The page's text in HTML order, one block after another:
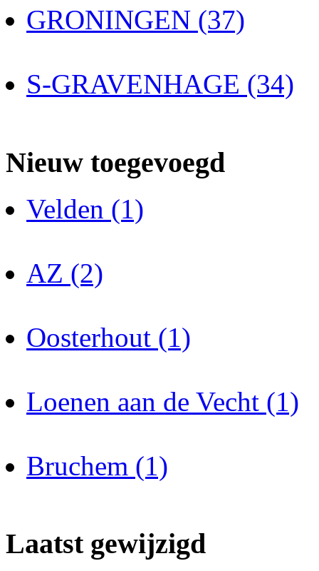
GRONINGEN (37)
S-GRAVENHAGE (34)
Nieuw toegevoegd
Velden (1)
AZ (2)
Oosterhout (1)
Loenen aan de Vecht (1)
Bruchem (1)
Laatst gewijzigd